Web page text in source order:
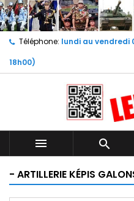
Téléphone: lundi au vendredi
18h00)
 
- ARTILLERIE KÉPIS